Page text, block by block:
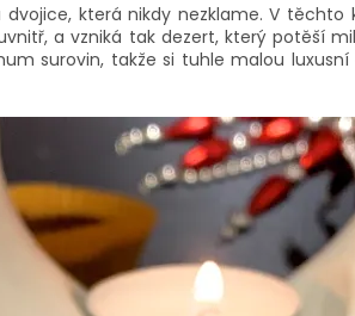
dvojice, která nikdy nezklame. V
a vzniká tak dezert, který potěší
surovin, takže si tuhle malou